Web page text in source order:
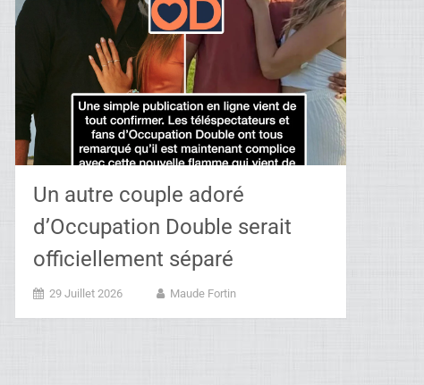
Un autre couple adoré
d’Occupation Double serait
officiellement séparé
29 Juillet 2026 Maude Fortin